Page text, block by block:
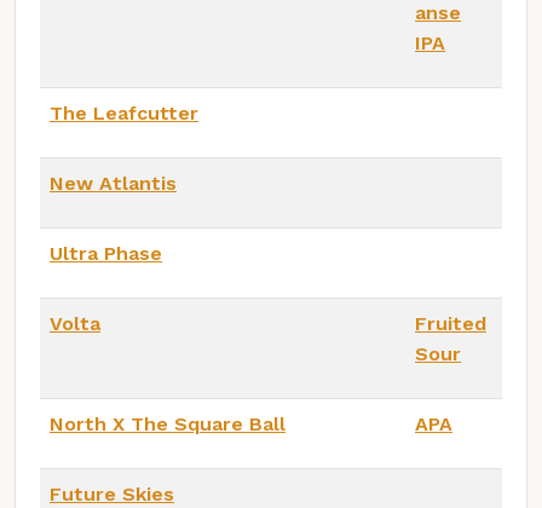
anse
IPA
The Leafcutter
New Atlantis
Ultra Phase
Volta
Fruited
Sour
North X The Square Ball APA
Future Skies